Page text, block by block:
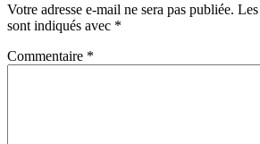
Votre adresse e-mail ne sera pas publiée.
sont indiqués avec *
Commentaire *